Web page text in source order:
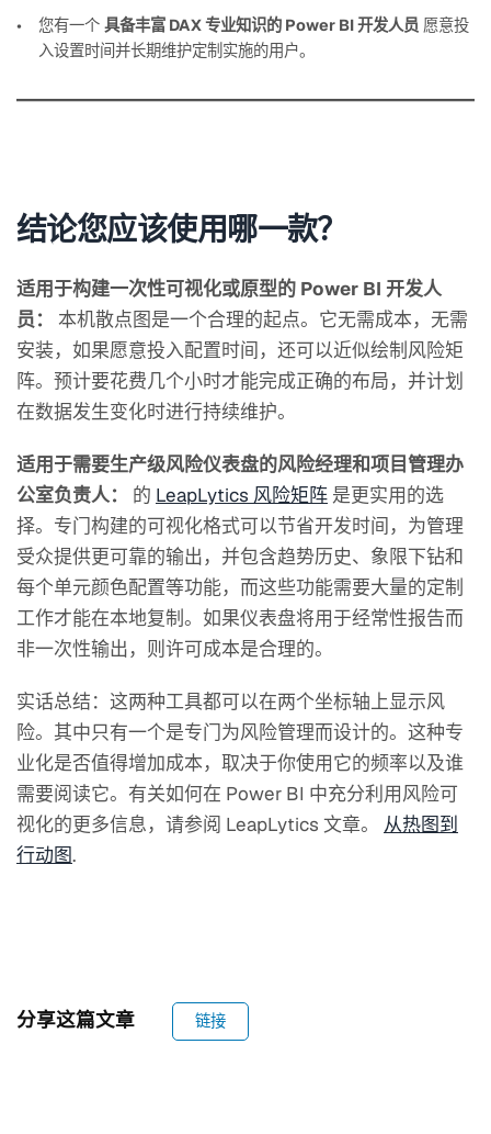
您有一个具备丰富 DAX 专业知识的 Power BI 开发人员 愿意投
入设置时间并长期维护定制实施的用户。
结论您应该使用哪一款？
适用于构建一次性可视化或原型的 Power BI 开发人
员：
本机散点图是一个合理的起点。它无需成本，无需
安装，如果愿意投入配置时间，还可以近似绘制风险矩
阵。预计要花费几个小时才能完成正确的布局，并计划
在数据发生变化时进行持续维护。
适用于需要生产级风险仪表盘的风险经理和项目管理办
公室负责人：
的 LeapLytics 风险矩阵 是更实用的选
择。专门构建的可视化格式可以节省开发时间，为管理
受众提供更可靠的输出，并包含趋势历史、象限下钻和
每个单元颜色配置等功能，而这些功能需要大量的定制
工作才能在本地复制。如果仪表盘将用于经常性报告而
非一次性输出，则许可成本是合理的。
实话总结：这两种工具都可以在两个坐标轴上显示风
险。其中只有一个是专门为风险管理而设计的。这种专
业化是否值得增加成本，取决于你使用它的频率以及谁
需要阅读它。有关如何在 Power BI 中充分利用风险可
视化的更多信息，请参阅 LeapLytics 文章。 从热图到
行动图.
分享这篇文章 链接